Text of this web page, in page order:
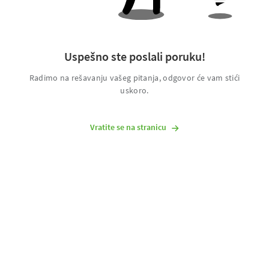
Uspešno ste poslali poruku!
Radimo na rešavanju vašeg pitanja, odgovor će vam stići
uskoro.
Vratite se na stranicu